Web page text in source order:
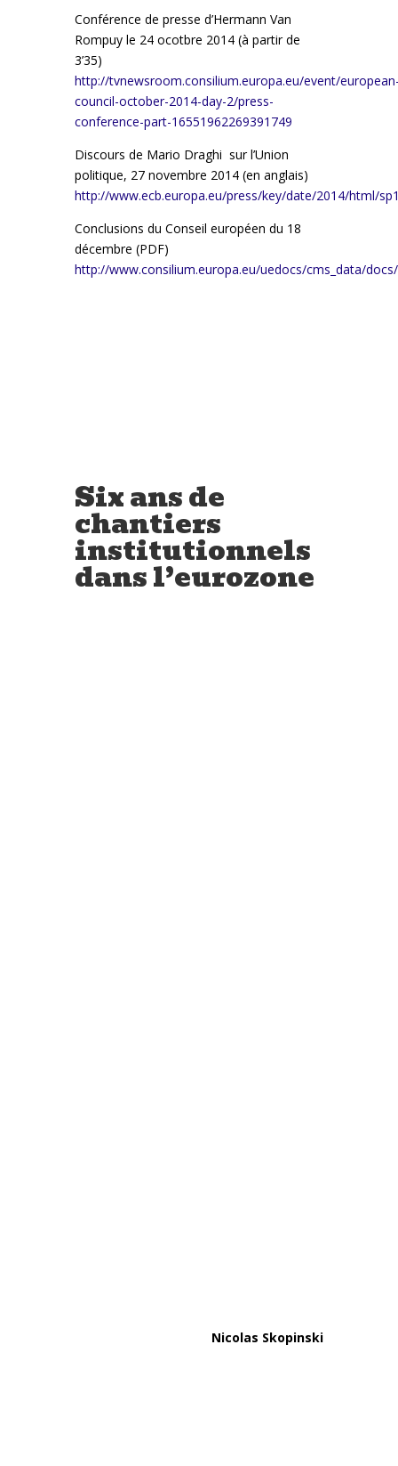
Conférence de presse d’Hermann Van
Rompuy le 24 ocotbre 2014 (à partir de
3’35)
http://tvnewsroom.consilium.europa.eu/event/
council-october-2014-day-2/press-
conference-part-16551962269391749
Discours de Mario Draghi sur l’Union
politique, 27 novembre 2014 (en anglais)
http://www.ecb.europa.eu/press/key/date/2014/html/
Conclusions du Conseil européen du 18
décembre (PDF)
http://www.consilium.europa.eu/uedocs/cms_data/
Six ans de
chantiers
institutionnels
dans l’eurozone
Nicolas Skopinski